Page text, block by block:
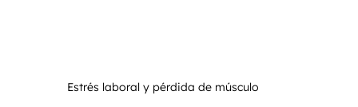
Estrés laboral y pérdida de músculo